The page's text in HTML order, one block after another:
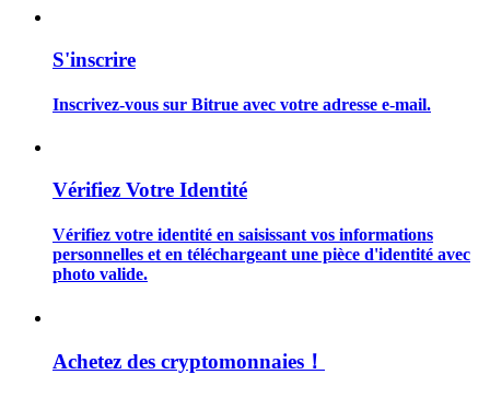
Stratégies de trading
S'inscrire
Inscrivez-vous sur Bitrue avec votre adresse e-mail.
Vérifiez Votre Identité
Vérifiez votre identité en saisissant vos informations
personnelles et en téléchargeant une pièce d'identité avec
photo valide.
Achetez des cryptomonnaies！